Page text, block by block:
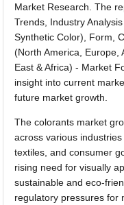
Market Research. The
Trends, Industry
Synthetic Color), Form,
(North America, Europe,
East & Africa) - Market
insight into current
future market growth.
The colorants market
across various
textiles, and consumer
rising need for visually
sustainable and eco-
regulatory pressures for